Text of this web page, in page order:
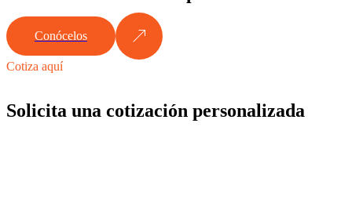
Conócelos
Cotiza aquí
Solicita una cotización personalizada